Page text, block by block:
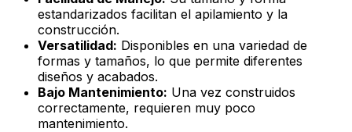
estandarizados facilitan el apilamiento y la
construcción.
Versatilidad: Disponibles en una variedad de
formas y tamaños, lo que permite diferentes
diseños y acabados.
Bajo Mantenimiento: Una vez construidos
correctamente, requieren muy poco
mantenimiento.